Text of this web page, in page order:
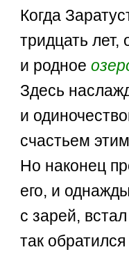
Когда
тридцать лет,
и родное
Здесь
и
счастьем
Но наконец
его, и
с зарей,
так